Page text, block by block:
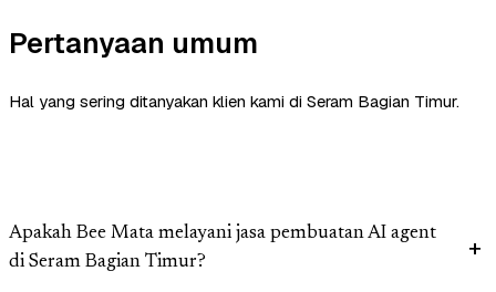
Pertanyaan umum
Hal yang sering ditanyakan klien kami di Seram Bagian Timur.
Apakah Bee Mata melayani jasa pembuatan AI agent
di Seram Bagian Timur?